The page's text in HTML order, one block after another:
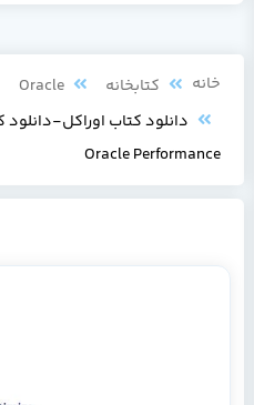
خانه کتابخانه
Oracle
Oracle Performance